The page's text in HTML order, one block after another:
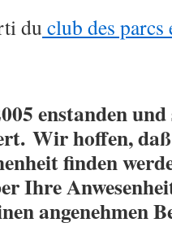
du club des parcs
enstanden
Wir hoffen,
finden
Ihre
angenehmen